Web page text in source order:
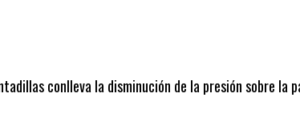
conlleva la disminución de la presión sobre la